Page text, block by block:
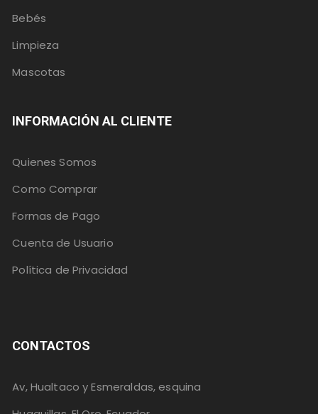
Bebés
Limpieza
Mascotas
INFORMACIÓN AL CLIENTE
Quienes Somos
Como Comprar
Formas de Pago
Cuenta de Usuario
Política de Privacidad
CONTACTOS
Av, Hualtaco y Esmeraldas, esquina